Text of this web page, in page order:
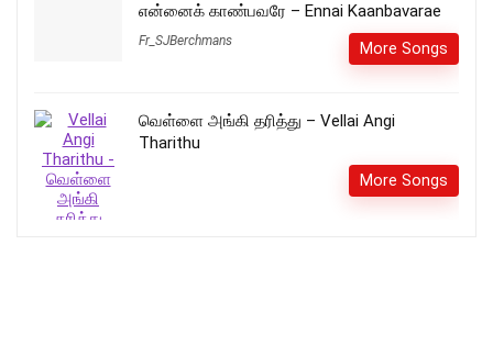
என்னைக் காண்பவரே – Ennai Kaanbavarae
Fr_SJBerchmans More Songs
வெள்ளை அங்கி தரித்து – Vellai Angi
Tharithu
More Songs